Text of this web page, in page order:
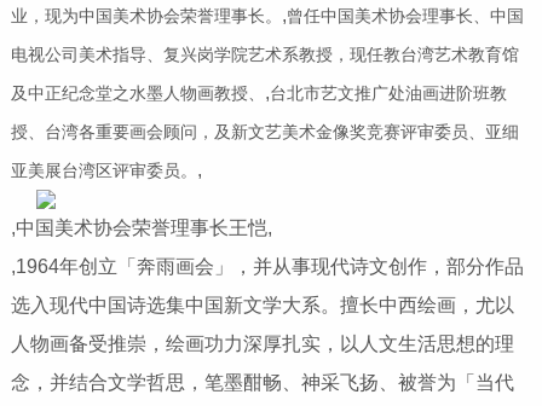
业，现为中国美术协会荣誉理事长。 ,曾任中国美术协会理事长、中国
电视公司美术指导、复兴岗学院艺术系教授，现任教台湾艺术教育馆
及中正纪念堂之水墨人物画教授、 ,台北市艺文推广处油画进阶班教
授、台湾各重要画会顾问，及新文艺美术金像奖竞赛评审委员、亚细
亚美展台湾区评审委员。 ,
,中国美术协会荣誉理事长王恺,
,1964年创立「奔雨画会」，并从事现代诗文创作，部分作品
选入现代中国诗选集中国新文学大系。擅长中西绘画，尤以
人物画备受推崇，绘画功力深厚扎实，以人文生活思想的理
念，并结合文学哲思，笔墨酣畅、神采飞扬、被誉为「当代